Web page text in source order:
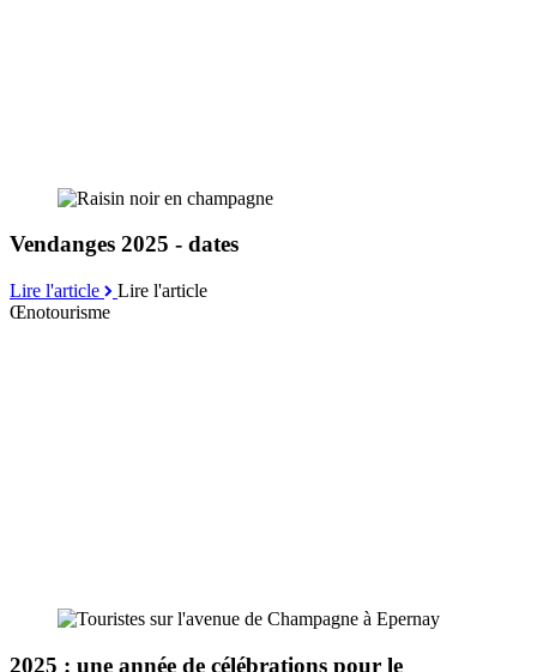
Vendanges 2025 - dates
Lire l'article
Lire l'article
Œnotourisme
2025 : une année de célébrations pour le